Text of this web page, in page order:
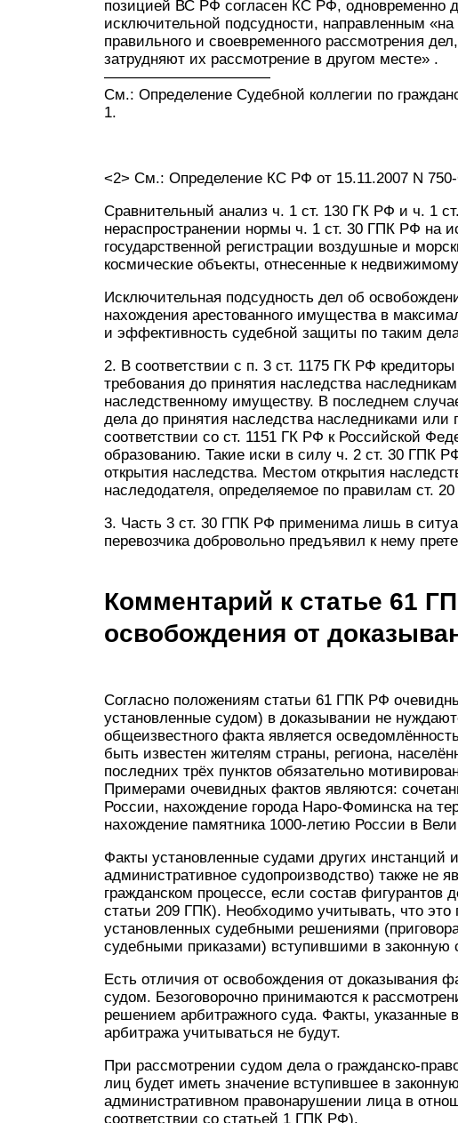
позицией ВС РФ согласен КС РФ, одновременно
исключительной подсудности, направленным
правильного и своевременного рассмотрения
затрудняют их рассмотрение в другом месте» .
———————————
См.: Определение Судебной коллегии по
1.
<2> См.: Определение КС РФ от 15.11.2007 N
Сравнительный анализ ч. 1 ст. 130 ГК РФ и ч. 1
нераспространении нормы ч. 1 ст. 30 ГПК РФ на
государственной регистрации воздушные и
космические объекты, отнесенные к
Исключительная подсудность дел об
нахождения арестованного имущества в
и эффективность судебной защиты по таким
2. В соответствии с п. 3 ст. 1175 ГК РФ
требования до принятия наследства
наследственному имуществу. В последнем
дела до принятия наследства наследниками
соответствии со ст. 1151 ГК РФ к Российской
образованию. Такие иски в силу ч. 2 ст. 30 ГПК
открытия наследства. Местом открытия
наследодателя, определяемое по правилам ст. 20
3. Часть 3 ст. 30 ГПК РФ применима лишь в
перевозчика добровольно предъявил к нему
Комментарий к статье 61
освобождения от
Согласно положениям статьи 61 ГПК РФ
установленные судом) в доказывании не
общеизвестного факта является
быть известен жителям страны, региона,
последних трёх пунктов обязательно
Примерами очевидных фактов являются:
России, нахождение города Наро-Фоминска на
нахождение памятника 1000-летию России в
Факты установленные судами других инстанций
административное судопроизводство) также не
гражданском процессе, если состав фигурантов
статьи 209 ГПК). Необходимо учитывать, что это
установленных судебными решениями
судебными приказами) вступившими в законную
Есть отличия от освобождения от доказывания
судом. Безоговорочно принимаются к
решением арбитражного суда. Факты, указанные
арбитража учитываться не будут.
При рассмотрении судом дела о гражданско-
лиц будет иметь значение вступившее в
административном правонарушении лица в
соответствии со статьей 1 ГПК РФ).